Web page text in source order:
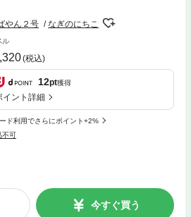
やん２号 なぎのにちこ
ル
(税込)
12pt獲得
イント詳細
ド利用でさらにポイント+2%
不可
今すぐ買う